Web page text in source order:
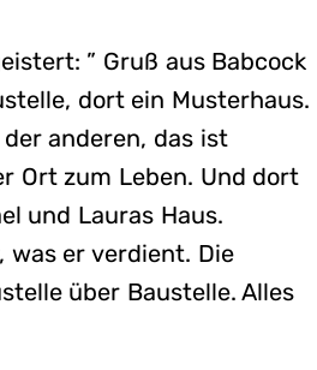
” Gruß aus Babcock
dort ein Musterhaus.
anderen, das ist
Ort zum Leben. Und dort
und Lauras Haus.
was er verdient. Die
über Baustelle. Alles